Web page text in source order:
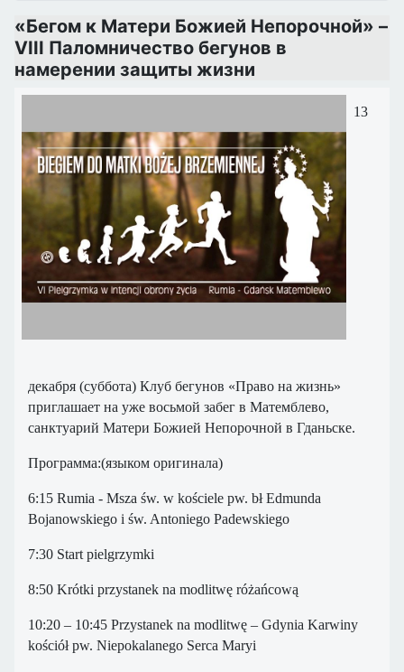
«Бегом к Матери Божией Непорочной» –
VIII Паломничество бегунов в
намерении защиты жизни
13
декабря (суббота) Клуб бегунов «Право на жизнь»
приглашает на уже восьмой забег в Матемблево,
санктуарий Матери Божией Непорочной в Гданьске.
Программа:(языком оригинала)
6:15 Rumia - Msza św. w kościele pw. bł Edmunda
Bojanowskiego i św. Antoniego Padewskiego
7:30 Start pielgrzymki
8:50 Krótki przystanek na modlitwę różańcową
10:20 – 10:45 Przystanek na modlitwę – Gdynia Karwiny
kościół pw. Niepokalanego Serca Maryi